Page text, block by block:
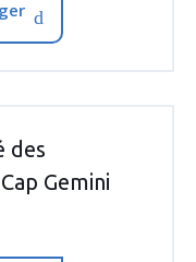
des
Gemini